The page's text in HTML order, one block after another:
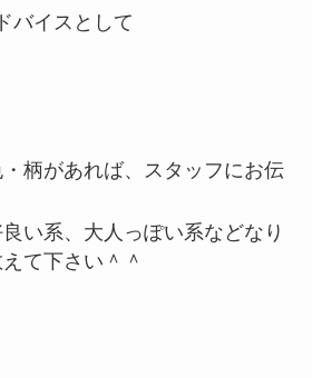
バイスとして
柄があれば、スタッフにお伝
い系、大人っぽい系などなり
て下さい＾＾